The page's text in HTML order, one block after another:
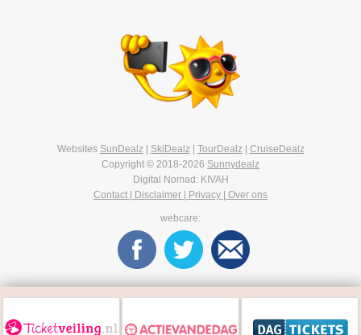
Websites SunDealz| SkiDealz| TourDealz| CruiseDealz
Copyright © 2018-2026 Sunnydealz
Digital Nomad: KIVAH
Contact | Disclaimer | Privacy | Over ons
webcare: